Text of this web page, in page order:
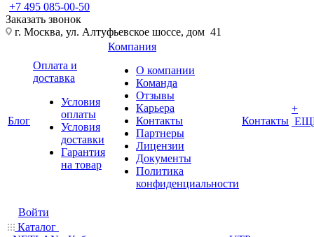
+7 495 085-00-50
Заказать звонок
г. Москва, ул. Алтуфьевское шоссе, дом 41
Блог
Оплата и
доставка
Условия
оплаты
Условия
доставки
Гарантия
на товар
Компания
О компании
Команда
Отзывы
Карьера
Контакты
Партнеры
Лицензии
Документы
Политика
конфиденциальности
Контакты
+
Войти
Каталог